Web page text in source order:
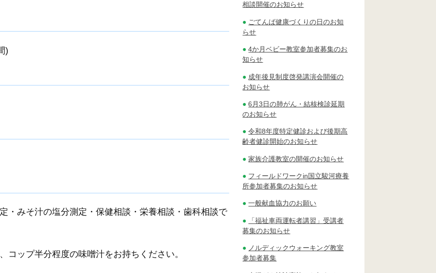
)
・みそ汁の塩分測定・保健相談・栄養相談・歯科相談で
コップ半分程度の味噌汁をお持ちください。
相談開催のお知らせ
ごてんば健康づくりの日のお知
らせ
4か月ベビー教室参加者募集のお
知らせ
成年後見制度啓発講演会開催の
お知らせ
6月3日の肺がん・結核検診延期
のお知らせ
令和8年度特定健診および後期高
齢者健診開始のお知らせ
家族介護教室の開催のお知らせ
フィールドワークin国立駿河療養
所参加者募集のお知らせ
一般献血協力のお願い
「福祉車両運転者講習」受講者
募集のお知らせ
ノルディックウォーキング教室
参加者募集